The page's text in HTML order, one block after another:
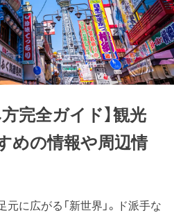
完全ガイド】観光
めの情報や周辺情
に広がる「新世界」。ド派手な